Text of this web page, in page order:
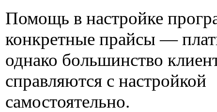
Помощь в настройке
конкретные прайсы —
однако большинство
справляются с настройкой
самостоятельно.